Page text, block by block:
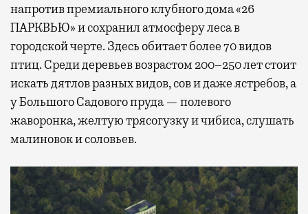
напротив премиального клубного дома «26
ПАРКВЬЮ» и сохранил атмосферу леса в
городской черте. Здесь обитает более 70 видов
птиц. Среди деревьев возрастом 200–250 лет стоит
искать дятлов разных видов, сов и даже ястребов, а
у Большого Садового пруда — полевого
жаворонка, желтую трясогузку и чибиса, слушать
малиновок и соловьев.